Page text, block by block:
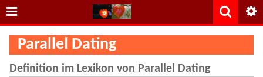
Parallel Dating
Definition im Lexikon von Parallel Dating